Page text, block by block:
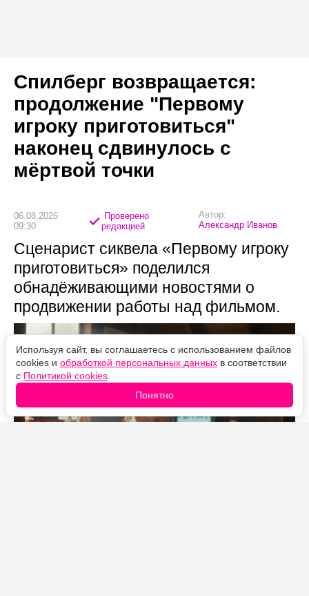
Спилберг возвращается:
продолжение "Первому
игроку приготовиться"
наконец сдвинулось с
мёртвой точки
06.08.2026
09:30
Проверено
редакцией
Автор:
Александр Иванов
Сценарист сиквела «Первому игроку
приготовиться» поделился
обнадёживающими новостями о
продвижении работы над фильмом.
Используя сайт, вы соглашаетесь с использованием файлов
cookies и обработкой персональных данных в соответствии
с Политикой cookies
Понятно